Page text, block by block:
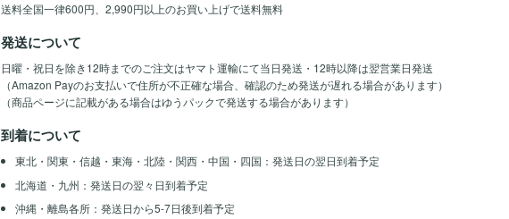
送料全国一律600円、2,990円以上のお買い上げで送料無料
発送について
日曜・祝日を除き12時までのご注文はヤマト運輸にて当日発送・12時以降は翌営業日発送
（Amazon Payのお支払いで住所が不正確な場合、確認のため発送が遅れる場合があります）
（商品ページに記載がある場合はゆうパックで発送する場合があります）
到着について
東北・関東・信越・東海・北陸・関西・中国・四国：発送日の翌日到着予定
北海道・九州：発送日の翌々日到着予定
沖縄・離島各所：発送日から5-7日後到着予定